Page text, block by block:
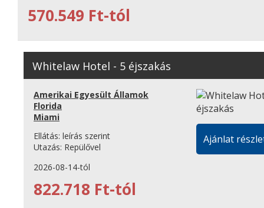
570.549 Ft-tól
Whitelaw Hotel - 5 éjszakás
Amerikai Egyesült Államok
Florida
Miami
Ellátás: leírás szerint
Utazás: Repülővel
2026-08-14-tól
822.718 Ft-tól
Ajánlat